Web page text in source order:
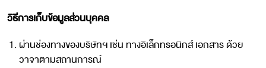
วิธีการเก็บข้อมูลส่วนบุคคล
ผ่านช่องทางของบริษัทฯ เช่น ทางอิเล็กทรอนิกส์ เอกสาร ด้วย
วาจาตามสถานการณ์